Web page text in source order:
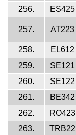
256.
ES425
257. AT223
258. EL612
259.
SE121
260.
SE122
261.
BE342
262.
RO423
263.
TRB22